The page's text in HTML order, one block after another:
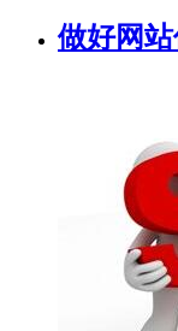
做好网